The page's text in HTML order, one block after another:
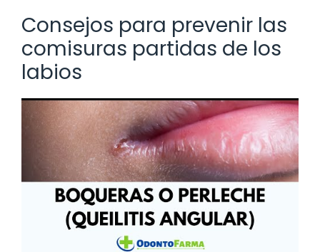
Consejos para prevenir las
comisuras partidas de los
labios